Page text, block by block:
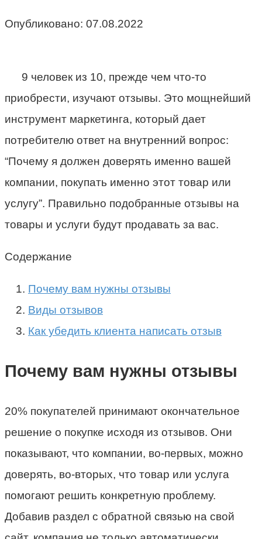
Опубликовано: 07.08.2022
9 человек из 10, прежде чем что-то
приобрести, изучают отзывы. Это мощнейший
инструмент маркетинга, который дает
потребителю ответ на внутренний вопрос:
“Почему я должен доверять именно вашей
компании, покупать именно этот товар или
услугу”. Правильно подобранные отзывы на
товары и услуги будут продавать за вас.
Содержание
Почему вам нужны отзывы
Виды отзывов
Как убедить клиента написать отзыв
Почему вам нужны отзывы
20% покупателей принимают окончательное
решение о покупке исходя из отзывов. Они
показывают, что компании, во-первых, можно
доверять, во-вторых, что товар или услуга
помогают решить конкретную проблему.
Добавив раздел с обратной связью на свой